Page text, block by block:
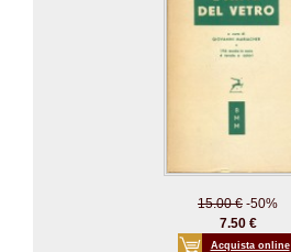
15.00 € -50%
7.50 €
Acquista online